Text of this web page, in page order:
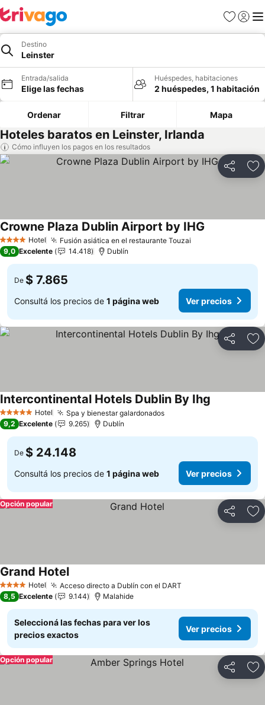
Favoritos
Iniciar
Destino
Leinster
Entrada/salida
Elige las fechas
Huéspedes, habitaciones
2 huéspedes, 1 habitación
Ordenar Filtrar Mapa
Hoteles baratos en Leinster, Irlanda
Cómo influyen los pagos en los resultados
Compartir
4 EstrellasHotel Fusión asiática en el restaurante Touzai
Crowne Plaza Dublin Airport by IHG
9,0 Excelente 14.418 Dublín
De $ 7.865
Consultá los precios de 1 página web Ver precios
Compartir
5 Estrellas Hotel Spa y bienestar galardonadosVer precios
Intercontinental Hotels Dublin By Ihg
9,2 Excelente 9.265 Dublín
De $ 24.148
Consultá los precios de 1 página web Ver precios
Compartir
Opción popular
4 EstrellasHotel Acceso directo a Dublín con el DART
Grand HotelVer precios
8,5 Excelente 9.144 Malahide
Seleccioná las fechas para ver los
precios exactos
Ver precios
Compartir
Opción popular